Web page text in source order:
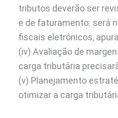
tributos deverão ser
e de faturamento: será
fiscais eletrônicos,
(iv) Avaliação de
carga tributária
(v) Planejamento
otimizar a carga